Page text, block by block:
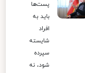
پست‌ها
باید به
افراد
شایسته
سپرده
شود، نه